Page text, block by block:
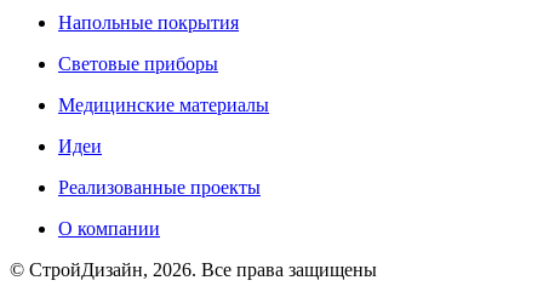
Напольные покрытия
Световые приборы
Медицинские материалы
Идеи
Реализованные проекты
О компании
© СтройДизайн, 2026. Все права защищены